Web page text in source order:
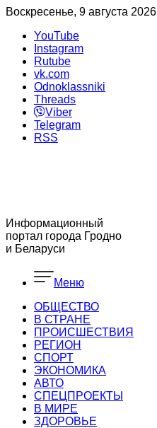
Воскресенье, 9 августа 2026
YouTube
Instagram
Rutube
vk.com
Odnoklassniki
Threads
Viber
Telegram
RSS
Информационный
портал города Гродно
и Беларуси
Меню
ОБЩЕСТВО
В СТРАНЕ
ПРОИСШЕСТВИЯ
РЕГИОН
CПОРТ
ЭКОНОМИКА
АВТО
СПЕЦПРОЕКТЫ
В МИРЕ
ЗДОРОВЬЕ